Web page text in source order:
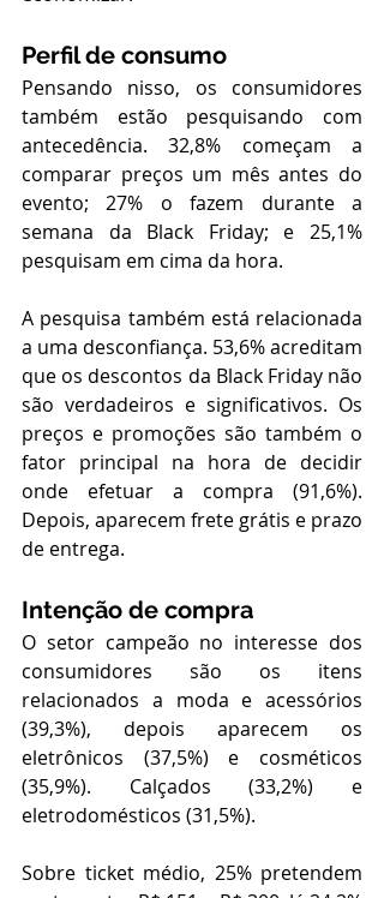
Perfil de consumo
Pensando nisso, os consumidores
também estão pesquisando com
antecedência. 32,8% começam a
comparar preços um mês antes do
evento; 27% o fazem durante a
semana da Black Friday; e 25,1%
pesquisam em cima da hora.
A pesquisa também está relacionada
a uma desconfiança. 53,6% acreditam
que os descontos da Black Friday não
são verdadeiros e significativos. Os
preços e promoções são também o
fator principal na hora de decidir
onde efetuar a compra (91,6%).
Depois, aparecem frete grátis e prazo
de entrega.
Intenção de compra
O setor campeão no interesse dos
consumidores são os itens
relacionados a moda e acessórios
(39,3%), depois aparecem os
eletrônicos (37,5%) e cosméticos
(35,9%). Calçados (33,2%) e
eletrodomésticos (31,5%).
Sobre ticket médio, 25% pretendem